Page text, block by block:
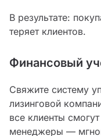
В результате:
теряет клиентов.
Финансовый
Свяжите систему
лизинговой
все клиенты
менеджеры —